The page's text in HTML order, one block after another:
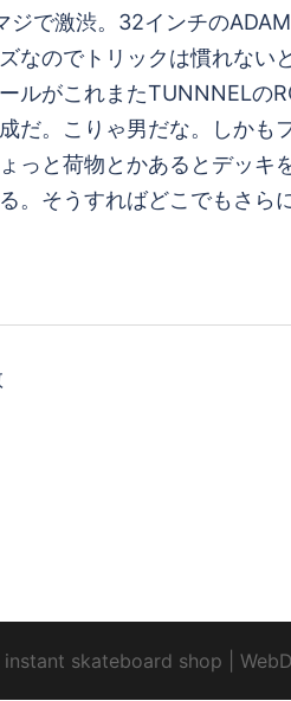
ジで激渋。32インチの
なのでトリックは慣れない
ルがこれまたTUNNNELの
だ。こりゃ男だな。しか
っと荷物とかあるとデッキ
。そうすればどこでもさら
skateboard shop